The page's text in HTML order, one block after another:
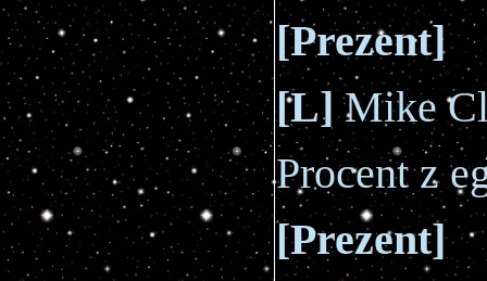
[Prezent]
[L]Mike
Procent z
[Prezent]